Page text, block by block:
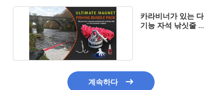
카라비너가 있는 다
기능 자석 낚싯줄 밧
계속하다